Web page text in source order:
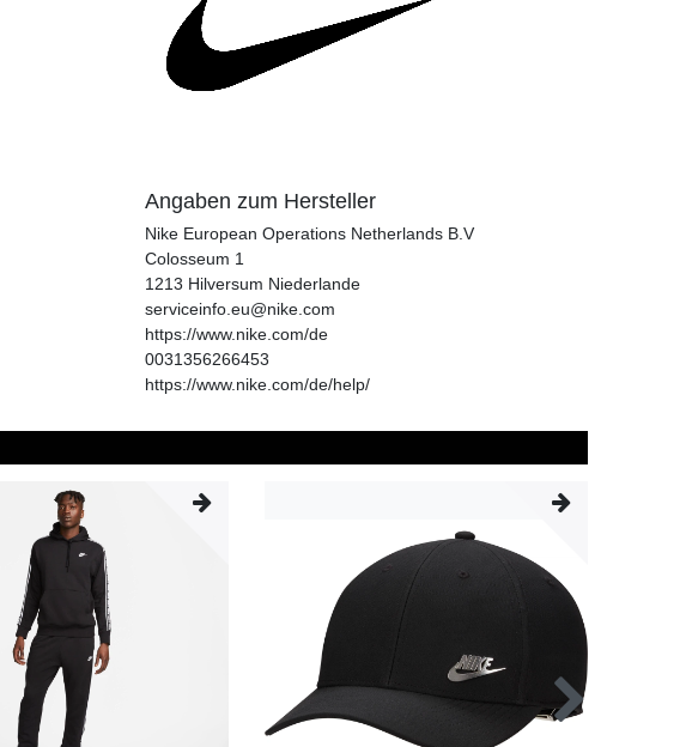
Angaben zum Hersteller
Nike European Operations Netherlands B.V
Colosseum 1
1213 Hilversum Niederlande
serviceinfo.eu@nike.com
https://www.nike.com/de
0031356266453
https://www.nike.com/de/help/